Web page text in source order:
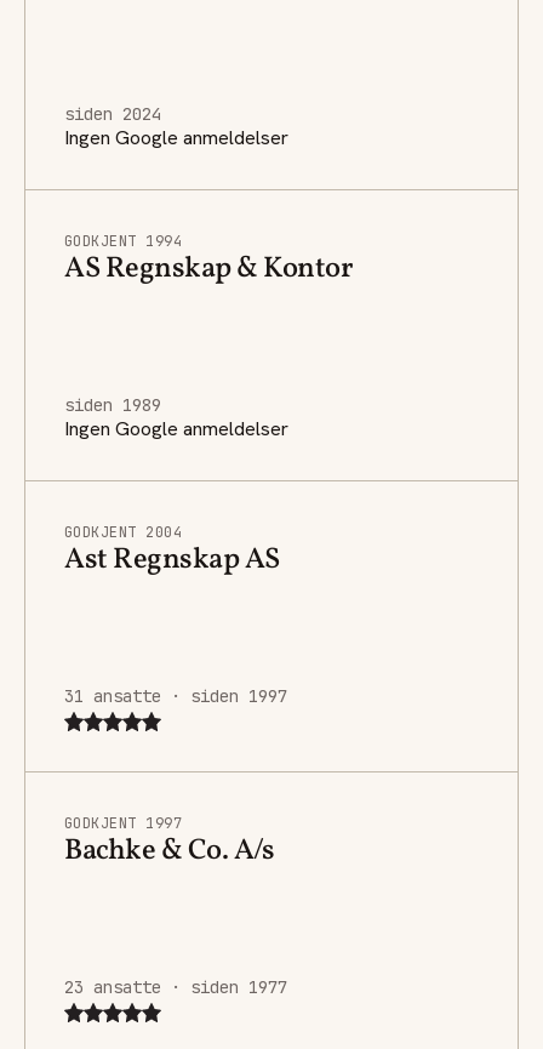
siden 2024
Ingen Google anmeldelser
GODKJENT 1994
AS Regnskap & Kontor
siden 1989
Ingen Google anmeldelser
GODKJENT 2004
Ast Regnskap AS
31 ansatte · siden 1997
GODKJENT 1997
Bachke & Co. A/s
23 ansatte · siden 1977